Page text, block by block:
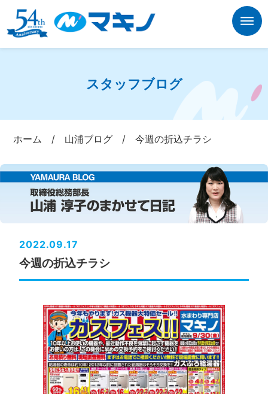
スタッフブログ
ホーム / 山浦ブログ /今週の折込チラシ
2022.09.17
今週の折込チラシ